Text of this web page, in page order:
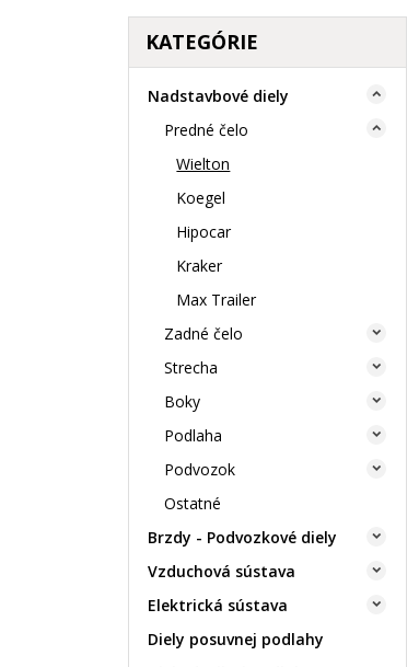
KATEGÓRIE
Nadstavbové diely 
Predné čelo 
Wielton
Koegel
Hipocar
Kraker
Max Trailer
Zadné čelo

Strecha 
Boky 
Podlaha 
Podvozok 
Ostatné
Brzdy - Podvozkové diely

Vzduchová sústava 
Elektrická sústava 
Diely posuvnej podlahy